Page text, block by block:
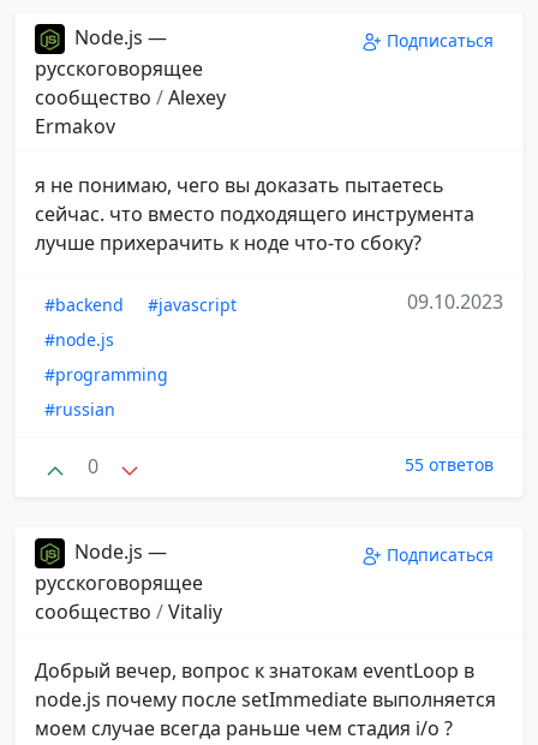
Node.js —
русскоговорящее
сообщество /Alexey
Ermakov
Подписаться
я не понимаю, чего вы доказать пытаетесь
сейчас. что вместо подходящего инструмента
лучше прихерачить к ноде что-то сбоку?
#backend
#javascript
#node.js
#programming
#russian
09.10.2023
0 55 ответов
Node.js —
русскоговорящее
сообщество /Vitaliy
Подписаться
Добрый вечер, вопрос к знатокам eventLoop в
node.js почему после setImmediate выполняется
моем случае всегда раньше чем стадия i/o ?